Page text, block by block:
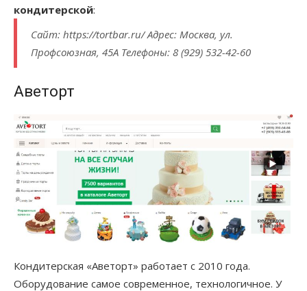
кондитерской:
Сайт: https://tortbar.ru/ Адрес: Москва, ул.
Профсоюзная, 45А Телефоны: 8 (929) 532-42-60
Аветорт
Кондитерская «Аветорт» работает с 2010 года.
Оборудование самое современное, технологичное. У